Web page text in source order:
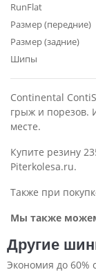
RunFlat
Размер (передние)
Размер (задние)
Шипы
Continental
грыж и порезов.
месте.
Купите резину
Piterkolesa.ru.
Также при
Мы также
Другие
Экономия до 60%